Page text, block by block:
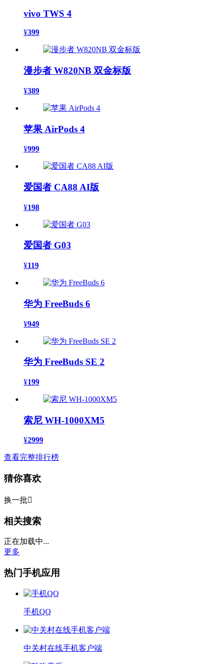
vivo TWS 4
¥399
漫步者 W820NB 双金标版
¥389
苹果 AirPods 4
¥999
爱国者 CA88 AI版
¥198
爱国者 G03
¥119
华为 FreeBuds 6
¥949
华为 FreeBuds SE 2
¥199
索尼 WH-1000XM5
¥2999
查看完整排行榜
猜你喜欢
换一批
相关搜索
正在加载中...
更多
热门手机应用
手机QQ
中关村在线手机客户端